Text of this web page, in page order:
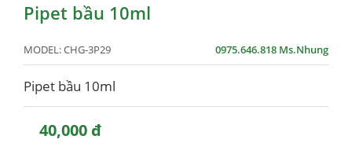
Pipet bầu 10ml
MODEL:CHG-3P29 0975.646.818 Ms.Nhung
Pipet bầu 10ml
40,000 đ